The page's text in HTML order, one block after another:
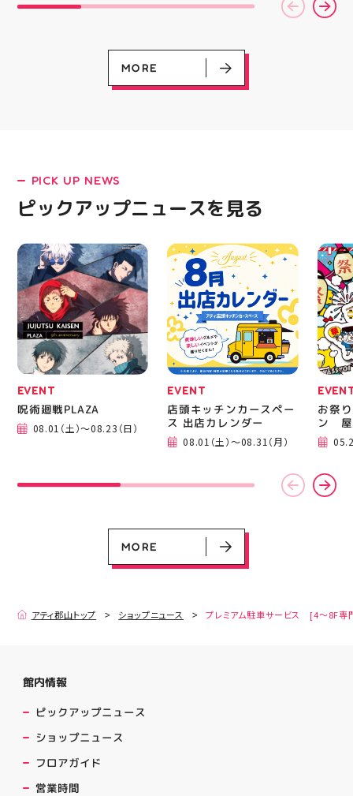
LATEST!
ピックアップニュース
08.01（土）～08.23（日）
レンダー
評営業中！
車サービス
専門店対象]
ージファクトリー”へ遊
徴としては ☆軽量かつ
搭載し、推進力を向上さ
せました！
☆ASICSGRIPを前足部に
追加し、グリップ力を向
をカジュアルに走りたい
方や仕事履き、夏のお出
のクッションシューズに
なっています 人気ラン
ニングシューズの最新作
になります！ ・ 気にな
る方は是非、店頭に足を
運んでください！ スポ
ーツナビゲーター一同、
店頭でお待ちしておりま
す(⁠◍⁠•⁠ᴗ⁠•⁠◍⁠)⁠ ・ #ゼビオ
#アティ郡山 #福島美少
女図鑑 #照山楓香
#ASICS
22:00
はプ
から
━━━━
郡山
BBQ
祭り
手ぶ
み #
ィナ
#夏の
MORE
PICK UP NEWS
ピックアップニュースを見る
EVENT
呪術廻戦PLAZA
08.01（土）～08.23（日）
EVENT
店頭キッチンカースペー
ス 出店カレンダー
08.01（土）～08.31（月）
お祭
ン 屋
MORE
アティ郡山トップ ショップニュース プレミアム駐車サービス [4～8F専
館内情報
ピックアップニュース
ショップニュース
フロアガイド
営業時間